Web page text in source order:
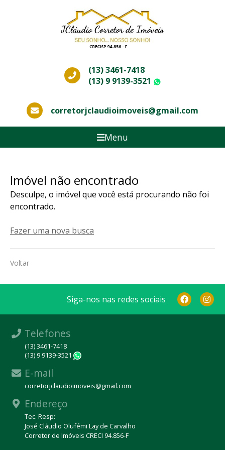
(13) 3461-7418
(13) 9 9139-3521
corretorjclaudioimoveis@gmail.com
Menu
Imóvel não encontrado
Desculpe, o imóvel que você está procurando não foi
encontrado.
Fazer uma nova busca
Voltar
Siga-nos nas redes sociais
Telefones
(13) 3461-7418
(13) 9 9139-3521
E-mail
corretorjclaudioimoveis@gmail.com
Endereço
Tec. Resp:
José Cláudio Olufémi Lay de Carvalho
Corretor de Imóveis CRECI 94.856-F